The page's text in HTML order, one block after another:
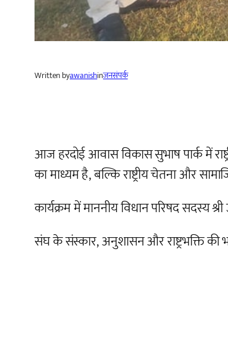
Written byawanishinजनसंपर्क
आज हरदोई आवास विकास सुभाष पार्क में
का माध्यम है, बल्कि राष्ट्रीय चेतना और
कार्यक्रम में माननीय विधान परिषद सदस्य
संघ के संस्कार, अनुशासन और राष्ट्रभक्ति